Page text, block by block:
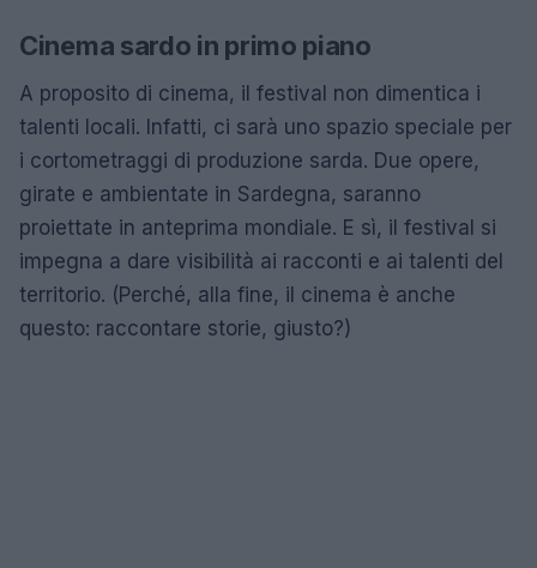
Cinema sardo in primo piano
A proposito di cinema, il festival non dimentica i
talenti locali. Infatti, ci sarà uno spazio speciale per
i cortometraggi di produzione sarda. Due opere,
girate e ambientate in Sardegna, saranno
proiettate in anteprima mondiale. E sì, il festival si
impegna a dare visibilità ai racconti e ai talenti del
territorio. (Perché, alla fine, il cinema è anche
questo: raccontare storie, giusto?)